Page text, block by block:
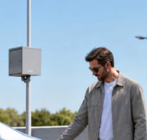
Tamaño de
Tamaño del
Tipo de
Retardo de